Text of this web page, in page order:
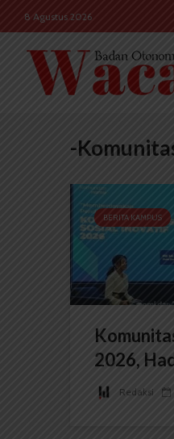
8 Agustus 2026
-
BERITA KAMPUS
2026,
Redaksi